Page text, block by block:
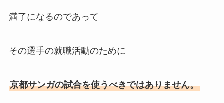
満了になるのであって
その選手の就職活動のために
京都サンガの試合を使うべきではありません。